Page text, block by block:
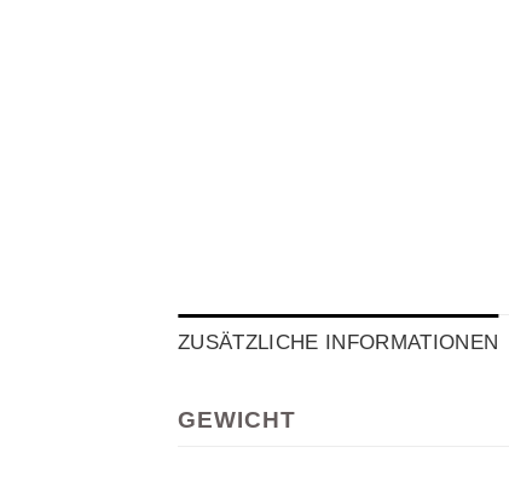
ZUSÄTZLICHE INFORMATIONEN
GEWICHT